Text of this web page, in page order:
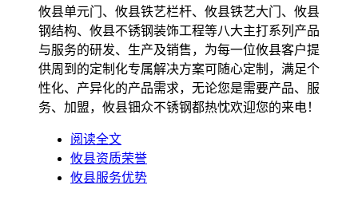
攸县单元门、攸县铁艺栏杆、攸县铁艺大门、攸县
钢结构、攸县不锈钢装饰工程等八大主打系列产品
与服务的研发、生产及销售，为每一位攸县客户提
供周到的定制化专属解决方案可随心定制，满足个
性化、产异化的产品需求，无论您是需要产品、服
务、加盟，攸县钿众不锈钢都热忱欢迎您的来电！
阅读全文
攸县资质荣誉
攸县服务优势